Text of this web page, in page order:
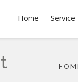
Home Service